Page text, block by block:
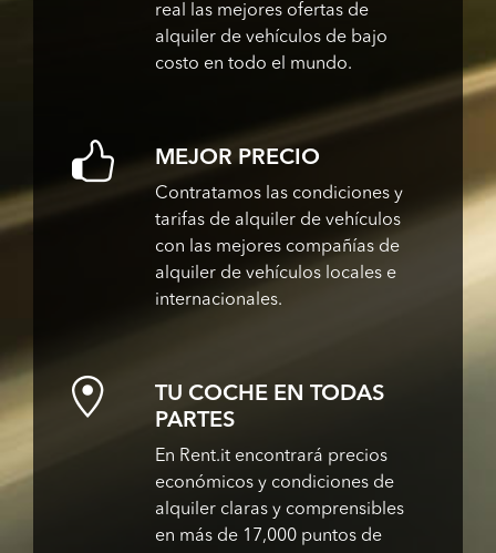
real las mejores ofertas de
alquiler de vehículos de bajo
costo en todo el mundo.
MEJOR PRECIO
Contratamos las condiciones y
tarifas de alquiler de vehículos
con las mejores compañías de
alquiler de vehículos locales e
internacionales.
TU COCHE EN TODAS
PARTES
En Rent.it encontrará precios
económicos y condiciones de
alquiler claras y comprensibles
en más de 17,000 puntos de